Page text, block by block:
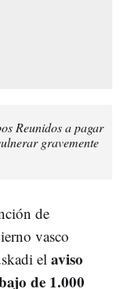
Reunidos a pagar
gravemente
de
vasco
el aviso
de 1.000